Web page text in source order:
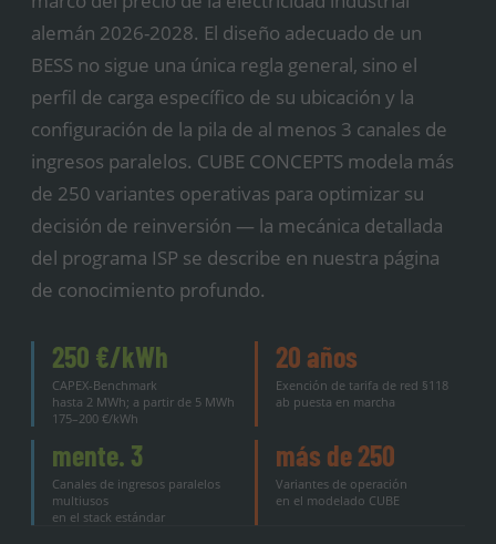
alemán 2026-2028. El diseño adecuado de un
BESS no sigue una única regla general, sino el
perfil de carga específico de su ubicación y la
configuración de la pila de al menos 3 canales de
ingresos paralelos. CUBE CONCEPTS modela más
de 250 variantes operativas para optimizar su
decisión de reinversión — la mecánica detallada
del programa ISP se describe en nuestra página
de conocimiento profundo.
250 €/kWh
CAPEX-Benchmark
hasta 2 MWh; a partir de 5 MWh
175–200 €/kWh
20 años
Exención de tarifa de red §118
ab puesta en marcha
mente. 3
Canales de ingresos paralelos
multiusos
en el stack estándar
más de 250
Variantes de operación
en el modelado CUBE